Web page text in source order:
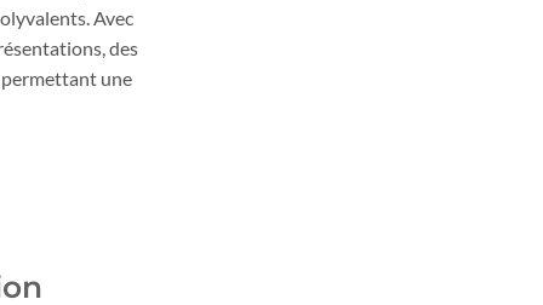
Avec
des
une